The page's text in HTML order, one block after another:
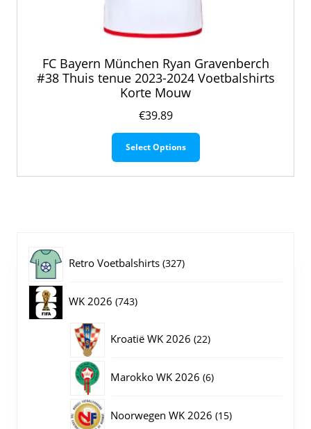
FC Bayern München Ryan Gravenberch
#38 Thuis tenue 2023-2024 Voetbalshirts
Korte Mouw
€39.89
Select Options
Dit
Retro Voetbalshirts 327327
WK 2026 743743
Kroatië WK 2026 2222
Marokko WK 2026 66
Noorwegen WK 2026 1515